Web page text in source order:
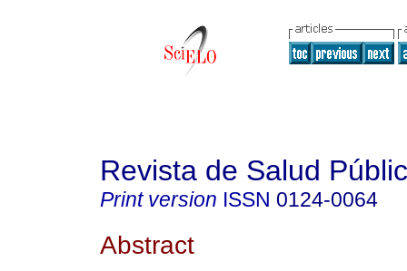
Revista de Salud
Print version ISSN 0124-0064
Abstract